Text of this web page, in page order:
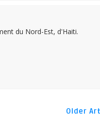
du Nord-Est, d'Haiti.
Older